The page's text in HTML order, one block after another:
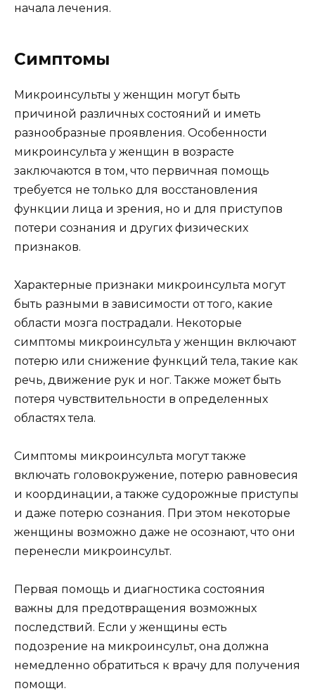
начала лечения.
Симптомы
Микроинсульты у женщин могут быть
причиной различных состояний и иметь
разнообразные проявления. Особенности
микроинсульта у женщин в возрасте
заключаются в том, что первичная помощь
требуется не только для восстановления
функции лица и зрения, но и для приступов
потери сознания и других физических
признаков.
Характерные признаки микроинсульта могут
быть разными в зависимости от того, какие
области мозга пострадали. Некоторые
симптомы микроинсульта у женщин включают
потерю или снижение функций тела, такие как
речь, движение рук и ног. Также может быть
потеря чувствительности в определенных
областях тела.
Симптомы микроинсульта могут также
включать головокружение, потерю равновесия
и координации, а также судорожные приступы
и даже потерю сознания. При этом некоторые
женщины возможно даже не осознают, что они
перенесли микроинсульт.
Первая помощь и диагностика состояния
важны для предотвращения возможных
последствий. Если у женщины есть
подозрение на микроинсульт, она должна
немедленно обратиться к врачу для получения
помощи.